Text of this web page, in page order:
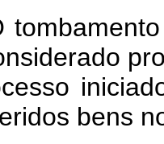
bens